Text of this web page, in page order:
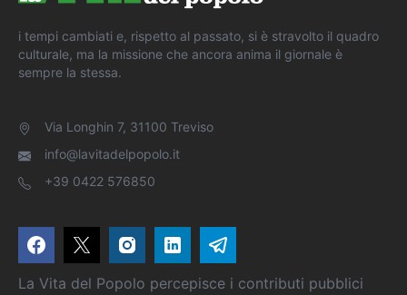
i tempi cambiati e, rispetto al passato, si è stravolto il quadro
culturale, ma la missione che ancora anima il giornale è
sempre la stessa.
Via Longhin 7, 31100 Treviso
info@lavitadelpopolo.it
+39 0422 576850
La Vita del Popolo percepisce i contributi pubblici